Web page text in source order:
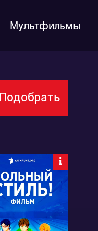
Мультфильмы
Подобрать
4432